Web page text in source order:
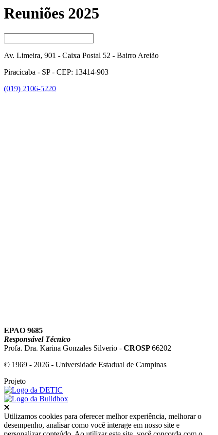
Reuniões 2025
Av. Limeira, 901 - Caixa Postal 52 - Bairro Areião
Piracicaba - SP - CEP: 13414-903
(019) 2106-5220
EPAO 9685
Responsável Técnico
Profa. Dra. Karina Gonzales Silverio - CROSP66202
© 1969 - 2026 - Universidade Estadual de Campinas
Projeto
Utilizamos cookies para oferecer melhor experiência, melhorar o
desempenho, analisar como você interage em nosso site e